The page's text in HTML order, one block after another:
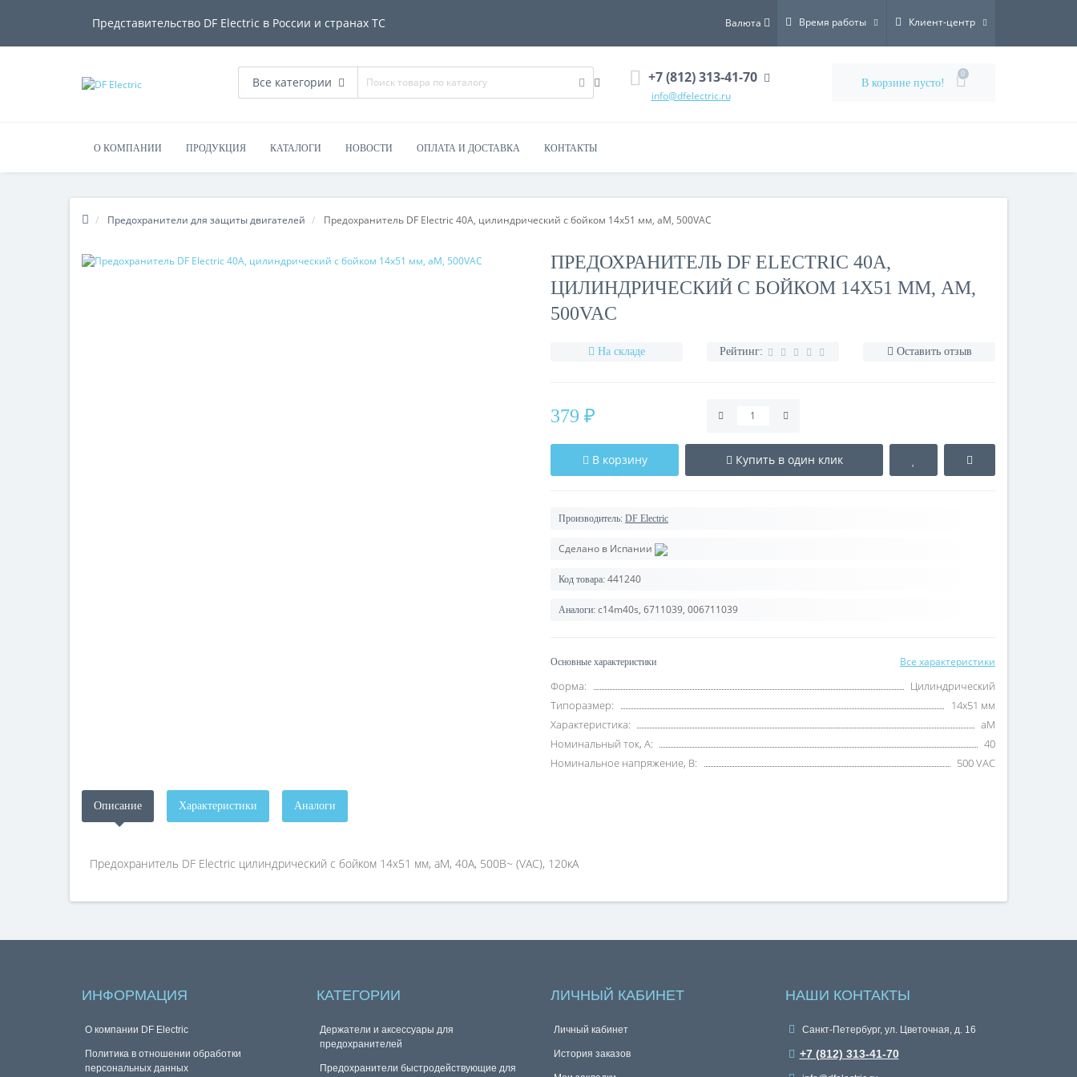
Представительство DF Electric в России и странах ТС Валюта Время работы Клиент-центр
Все категории +7 (812) 313-41-70
info@dfelectric.ru
В корзине пусто!
0
О КОМПАНИИ ПРОДУКЦИЯ КАТАЛОГИ НОВОСТИ ОПЛАТА И ДОСТАВКА КОНТАКТЫ
Предохранители для защиты двигателей Предохранитель DF Electric 40A, цилиндрический c бойком 14x51 мм, aM, 500VAC
ПРЕДОХРАНИТЕЛЬ DF ELECTRIC 40A,
ЦИЛИНДРИЧЕСКИЙ C БОЙКОМ 14X51 ММ, AM,
500VAC
На складе Рейтинг: Оставить отзыв
379 ₽
В корзину Купить в один клик
Производитель: DF Electric
Сделано в Испании
Код товара: 441240
Аналоги: c14m40s, 6711039, 006711039
Основные характеристики Все характеристики
Форма:
Цилиндрический
Типоразмер:
14x51 мм
Характеристика:
aM
Номинальный ток, А:
40
Номинальное напряжение, В:
500 VAC
Описание Характеристики Аналоги
Предохранитель DF Electric цилиндрический c бойком 14х51 мм, aM, 40А, 500В~ (VAC), 120кА
ИНФОРМАЦИЯ
О компании DF Electric
Политика в отношении обработки
персональных данных
КАТЕГОРИИ
Держатели и аксессуары для
предохранителей
Предохранители быстродействующие для
ЛИЧНЫЙ КАБИНЕТ
Личный кабинет
История заказов
НАШИ КОНТАКТЫ
Санкт-Петербург, ул. Цветочная, д. 16
+7 (812) 313-41-70